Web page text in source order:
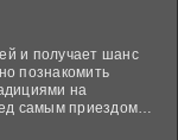
и получает шанс
познакомить
на
самым приездом